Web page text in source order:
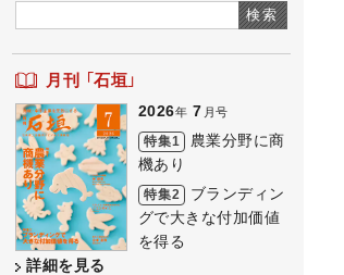
検索
月刊 「石垣」
2026年 7 月号
特集1
農業分野に商
機あり
特集2
ブランディン
グで大きな付加価値
を得る
詳細を見る